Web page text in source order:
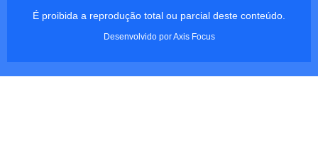
É proibida a reprodução total ou parcial deste conteúdo.
Desenvolvido porAxis Focus